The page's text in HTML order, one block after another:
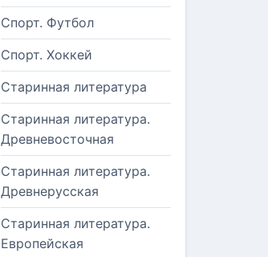
Спорт. Футбол
Спорт. Хоккей
Старинная литература
Старинная литература.
Древневосточная
Старинная литература.
Древнерусская
Старинная литература.
Европейская